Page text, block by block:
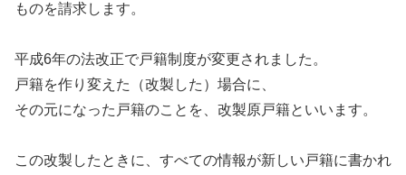
ものを請求します。
平成6年の法改正で戸籍制度が変更されました。
戸籍を作り変えた（改製した）場合に、
その元になった戸籍のことを、改製原戸籍といいます。
この改製したときに、すべての情報が新しい戸籍に書かれ